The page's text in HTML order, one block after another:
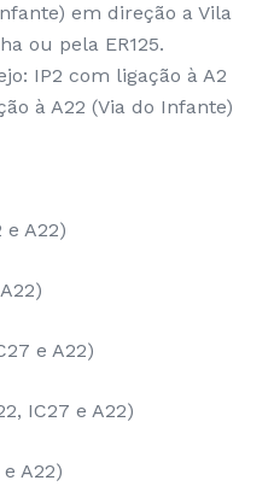
em direção a Vila
ou pela ER125.
IP2 com ligação à A2
à A22 (Via do Infante)
e A22)
e A22)
IC27 e A22)
A22)